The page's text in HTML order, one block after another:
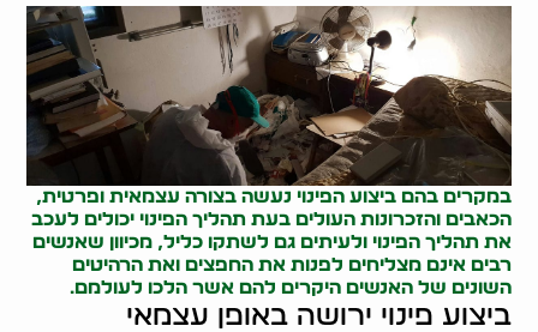
במקרים בהם ביצוע הפינוי נעשה בצורה עצמאית ופרטית,
הכאבים והזכרונות העולים בעת תהליך הפינוי יכולים לעכב
את תהליך הפינוי ולעיתים גם לשתקו כליל, מכיוון שאנשים
רבים אינם מצליחים לפנות את החפצים ואת הרהיטים
השונים של האנשים היקרים להם אשר הלכו לעולמם.
ביצוע פינוי ירושה באופן עצמאי